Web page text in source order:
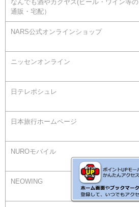
なんでも酒やカクヤス(ビール・ワイン等の
通販・宅配）
NARS公式オンラインショップ
ニッセンオンライン
日テレポシュレ
日本旅行ホームページ
NUROモバイル
NEOWING